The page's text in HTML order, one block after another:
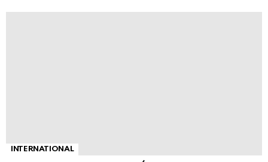
INTERNATIONAL